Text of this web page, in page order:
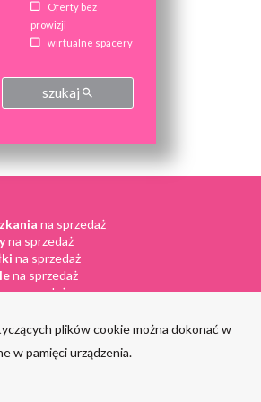
Oferty bez
prowizji
wirtualne spacery
szukaj
na sprzedaż
na sprzedaż
na sprzedaż
na sprzedaż
sprzedaż
plików cookie można dokonać w
w pamięci urządzenia.